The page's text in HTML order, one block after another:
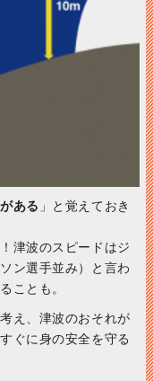
ある 」と覚えておき
津波のスピードはジ
ン選手並み）と言わ
ことも。
え、津波のおそれが
ぐに身の安全を守る